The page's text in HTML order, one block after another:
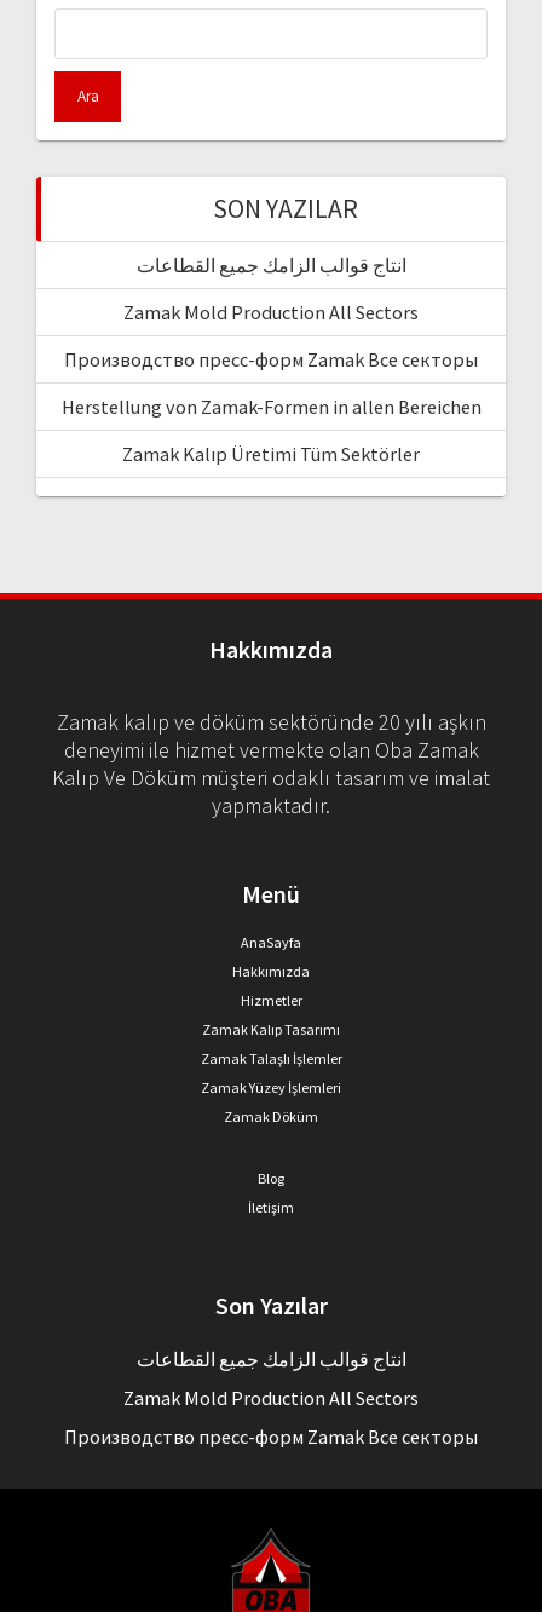
SON YAZILAR
انتاج قوالب الزامك جميع القطاعات
Zamak Mold Production All Sectors
Производство пресс-форм Zamak Все секторы
Herstellung von Zamak-Formen in allen Bereichen
Zamak Kalıp Üretimi Tüm Sektörler
Hakkımızda
Zamak kalıp ve döküm sektöründe 20 yılı aşkın
deneyimi ile hizmet vermekte olan Oba Zamak
Kalıp Ve Döküm müşteri odaklı tasarım ve imalat
yapmaktadır.
Menü
AnaSayfa
Hakkımızda
Hizmetler
Zamak Kalıp Tasarımı
Zamak Talaşlı İşlemler
Zamak Yüzey İşlemleri
Zamak Döküm
Blog
İletişim
Son Yazılar
انتاج قوالب الزامك جميع القطاعات
Zamak Mold Production All Sectors
Производство пресс-форм Zamak Все секторы